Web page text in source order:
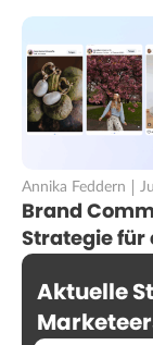
Annika Feddern
Brand
Strategie für
Aktuelle